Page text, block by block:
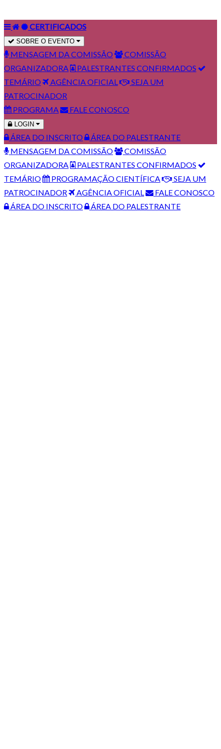
CERTIFICADOS
SOBRE O EVENTO
MENSAGEM DA COMISSÃO
COMISSÃO
ORGANIZADORA
PALESTRANTES CONFIRMADOS
TEMÁRIO
AGÊNCIA OFICIAL
SEJA UM
PATROCINADOR
PROGRAMA
FALE CONOSCO
LOGIN
ÁREA DO INSCRITO
ÁREA DO PALESTRANTE
MENSAGEM DA COMISSÃO
COMISSÃO
ORGANIZADORA
PALESTRANTES CONFIRMADOS
TEMÁRIO
PROGRAMAÇÃO CIENTÍFICA
SEJA UM
PATROCINADOR
AGÊNCIA OFICIAL
FALE CONOSCO
ÁREA DO INSCRITO
ÁREA DO PALESTRANTE